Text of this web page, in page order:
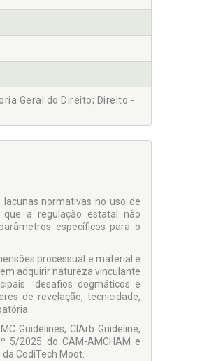
Geral do Direito; Direito -
normativas no uso de
a regulação estatal não
específicos para o
processual e material e
adquirir natureza vinculante
desafios dogmáticos e
de revelação, tecnicidade,
Guidelines, CIArb Guideline,
5/2025 do CAM-AMCHAM e
CodiTech Moot.